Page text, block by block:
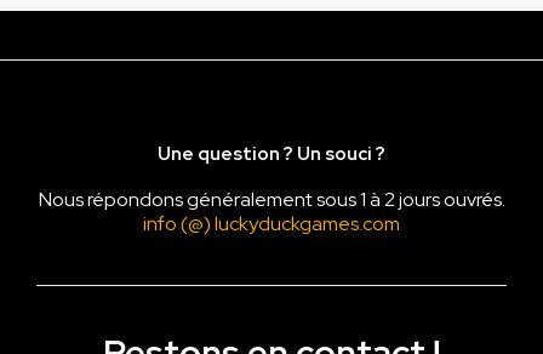
Une question ? Un souci ?
Nous répondons généralement sous 1 à 2 jours ouvrés.
info (@) luckyduckgames.com